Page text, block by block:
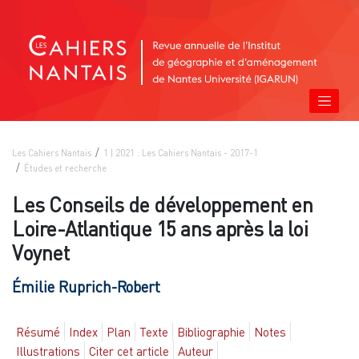
Les Cahiers Nantais
1 | 2021 : Les Cahiers Nantais - 2017-1
Études et recherche
Les Conseils de développement en
Loire-Atlantique 15 ans après la loi
Voynet
Émilie Ruprich-Robert
Résumé Index Plan Texte Bibliographie
Notes
Illustrations
Citer cet article Auteur